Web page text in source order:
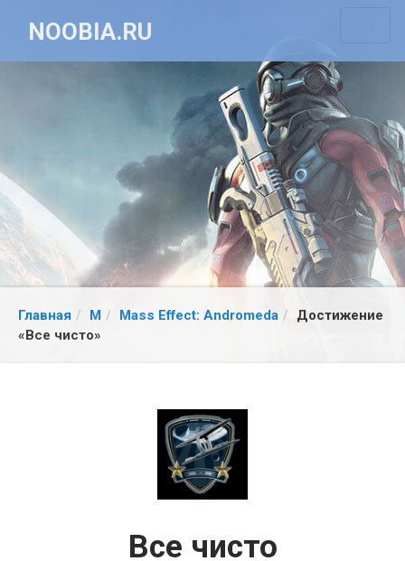
NOOBIA.RU
Главная M Mass Effect: Andromeda
Достижение
«Все чисто»
Все чисто